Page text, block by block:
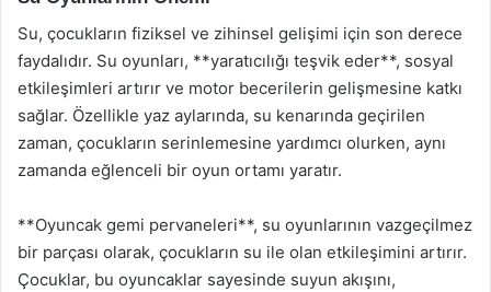
Su, çocukların fiziksel ve zihinsel gelişimi için son derece
faydalıdır. Su oyunları, **yaratıcılığı teşvik eder**, sosyal
etkileşimleri artırır ve motor becerilerin gelişmesine katkı
sağlar. Özellikle yaz aylarında, su kenarında geçirilen
zaman, çocukların serinlemesine yardımcı olurken, aynı
zamanda eğlenceli bir oyun ortamı yaratır.
**Oyuncak gemi pervaneleri**, su oyunlarının vazgeçilmez
bir parçası olarak, çocukların su ile olan etkileşimini artırır.
Çocuklar, bu oyuncaklar sayesinde suyun akışını,